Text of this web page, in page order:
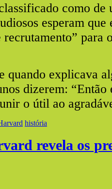
como de
esperam
para
quando explicava
dizerem:
o útil ao
história
revela os